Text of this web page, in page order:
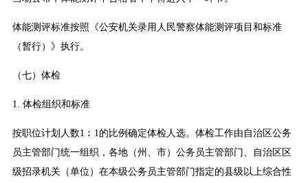
体能测评标准按照《公安机关录用人民警察体能测评项目和标准
（暂行）》执行。
（七）体检
1. 体检组织和标准
按职位计划人数1︰1的比例确定体检人选。体检工作由自治区公务
员主管部门统一组织，各地（州、市）公务员主管部门、自治区区
级招录机关（单位）在本级公务员主管部门指定的县级以上综合性